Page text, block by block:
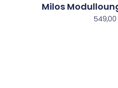
Milos
549,00